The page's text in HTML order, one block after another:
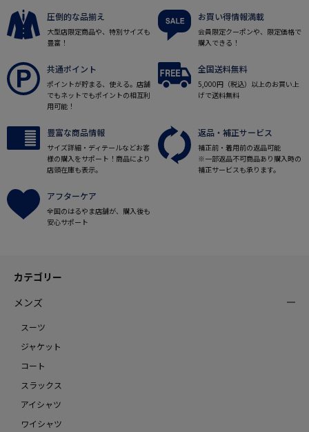
圧倒的な品揃え
大型店限定商品や、特別サイズも
豊富！
お買い得情報満載
会員限定クーポンや、限定価格で
購入できる！
共通ポイント
ポイントが貯まる、使える。店舗
でもネットでもポイントの相互利
用可能！
全国送料無料
5,000円（税込）以上のお買い上
げで送料無料
豊富な商品情報
サイズ詳細・ディテールなどお客
様の購入をサポート！商品により
店頭在庫も表示。
返品・補正サービス
補正前・着用前の返品可能
※一部返品不可商品あり購入時の
補正サービスも承ります。
アフターケア
全国のはるやま店舗が、購入後も
安心サポート
カテゴリー
メンズ
スーツ
ジャケット
コート
スラックス
アイシャツ
ワイシャツ